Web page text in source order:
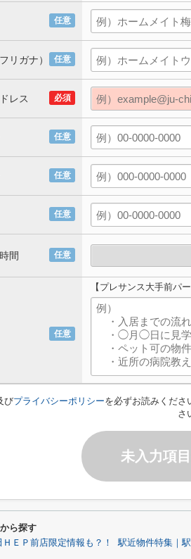
任意
任意
リガナ）
必須
レス
任意
任意
任意
任意
間
任意
【プレサンス大手前パ
びプライバシーポリシーを必ずお読みくださ
さ
未入力項
ら探す
ＥＰ前店限定情報も？！ 駅近物件特集｜